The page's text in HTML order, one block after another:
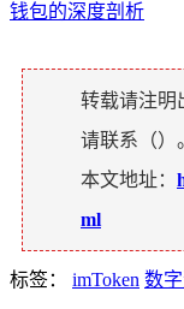
钱包的深度剖析
转载请注明
请联系（）
本文地址：
ml
标签： imToken 数